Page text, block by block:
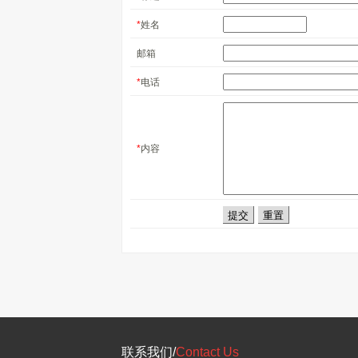
*姓名
邮箱
*电话
*内容
联系我们/Contact Us